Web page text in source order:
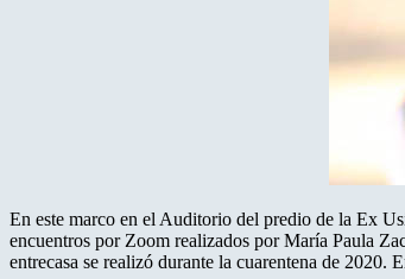
En este marco en el Auditorio del predio de la Ex
encuentros por Zoom realizados por María Paula
entrecasa se realizó durante la cuarentena de